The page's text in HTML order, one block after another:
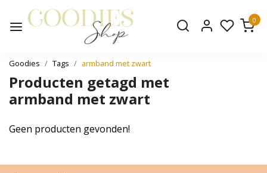
0
Goodies Tags armband met zwart
Producten getagd met
armband met zwart
Geen producten gevonden!